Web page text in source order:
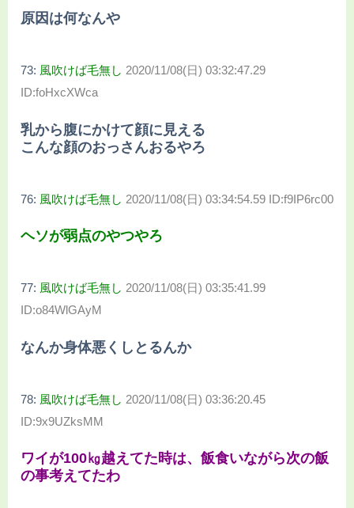
原因は何なんや
73: 風吹けば毛無し 2020/11/08(日) 03:32:47.29
ID:foHxcXWca
乳から腹にかけて顔に見える
こんな顔のおっさんおるやろ
76: 風吹けば毛無し 2020/11/08(日) 03:34:54.59 ID:f9IP6rc00
ヘソが弱点のやつやろ
77: 風吹けば毛無し 2020/11/08(日) 03:35:41.99
ID:o84WlGAyM
なんか身体悪くしとるんか
78: 風吹けば毛無し 2020/11/08(日) 03:36:20.45
ID:9x9UZksMM
ワイが100㎏越えてた時は、飯食いながら次の飯
の事考えてたわ